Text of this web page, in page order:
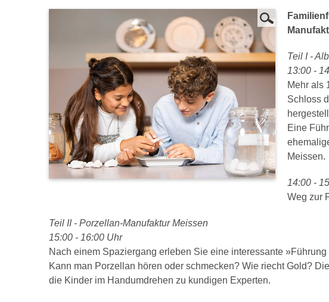
Teil I -
13:00 -
Mehr als
Schloss
Eine
Meissen.
14:00 -
Weg zur
Teil II - Porzellan-Manufaktur Meissen
15:00 - 16:00 Uhr
Nach einem Spaziergang erleben Sie eine interessante
Kann man Porzellan hören oder schmecken? Wie riecht Gold?
die Kinder im Handumdrehen zu kundigen Experten.